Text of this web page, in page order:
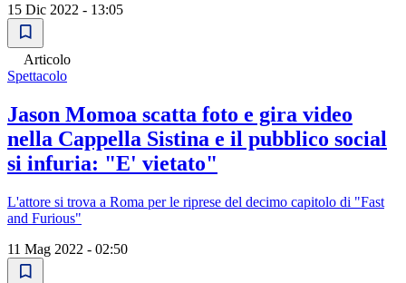
15 Dic 2022 - 13:05
Articolo
Spettacolo
Jason Momoa scatta foto e gira video
nella Cappella Sistina e il pubblico social
si infuria: "E' vietato"
L'attore si trova a Roma per le riprese del decimo capitolo di "Fast
and Furious"
11 Mag 2022 - 02:50